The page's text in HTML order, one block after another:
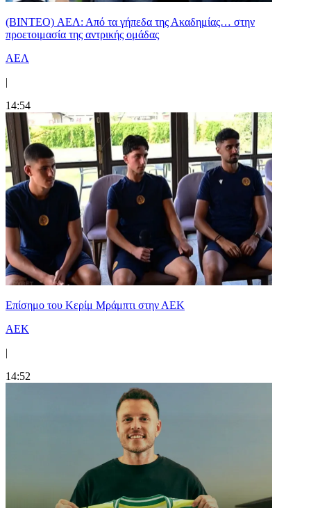
(BINTEO) ΑΕΛ: Από τα γήπεδα της Ακαδημίας… στην
προετοιμασία της αντρικής ομάδας
ΑΕΛ
|
14:54
Επίσημο του Κερίμ Μράμπτι στην ΑΕK
ΑΕΚ
|
14:52